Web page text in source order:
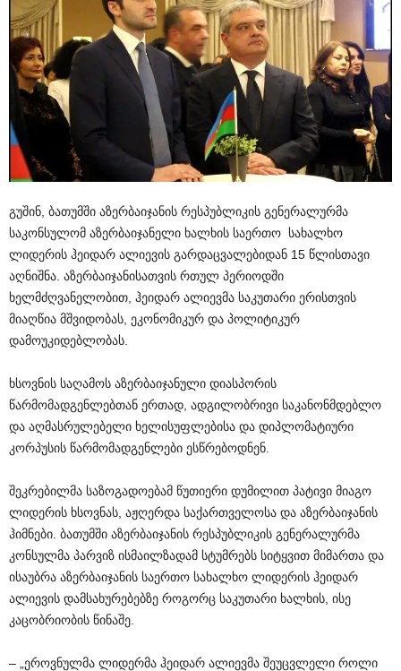
გუშინ, ბათუმში აზერბაიჯანის რესპუბლიკის გენერალურმა
საკონსულომ აზერბაიჯანელი ხალხის საერთო სახალხო
ლიდერის ჰეიდარ ალიევის გარდაცვალებიდან 15 წლისთავი
აღნიშნა. აზერბაიჯანისათვის რთულ პერიოდში
ხელმძღვანელობით, ჰეიდარ ალიევმა საკუთარი ერისთვის
მიაღწია მშვიდობას, ეკონომიკურ და პოლიტიკურ
დამოუკიდებლობას.
ხსოვნის საღამოს აზერბაიჯანული დიასპორის
წარმომადგენლებთან ერთად, ადგილობრივი საკანონმდებლო
და აღმასრულებელი ხელისუფლებისა და დიპლომატიური
კორპუსის წარმომადგენლები ესწრებოდნენ.
შეკრებილმა საზოგადოებამ წუთიერი დუმილით პატივი მიაგო
ლიდერის ხსოვნას, აჟღერდა საქართველოსა და აზერბაიჯანის
ჰიმნები. ბათუმში აზერბაიჯანის რესპუბლიკის გენერალურმა
კონსულმა პარვიზ ისმაილზადამ სტუმრებს სიტყვით მიმართა და
ისაუბრა აზერბაიჯანის საერთო სახალხო ლიდერის ჰეიდარ
ალიევის დამსახურებებზე როგორც საკუთარი ხალხის, ისე
კაცობრიობის წინაშე.
– „ეროვნულმა ლიდერმა ჰეიდარ ალიევმა შეუცვლელი როლი